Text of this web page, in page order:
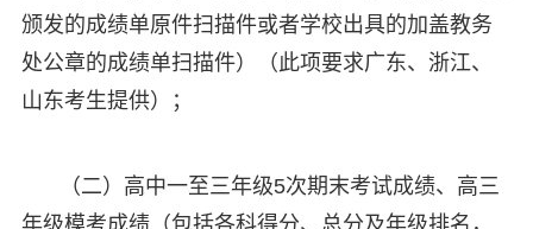
颁发的成绩单原件扫描件或者学校出具的加盖教务
处公章的成绩单扫描件）（此项要求广东、浙江、
山东考生提供）；
（二）高中一至三年级5次期末考试成绩、高三
年级模考成绩（包括各科得分、总分及年级排名，